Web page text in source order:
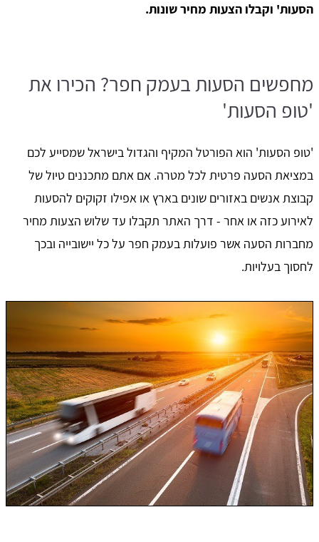
הסעות' וקבלו הצעות מחיר שונות.
מחפשים הסעות בעמק חפר? הכירו את
'טופ הסעות'
'טופ הסעות' הוא הפורטל המקיף והגדול בישראל שמסייע לכם
במציאת הסעה פרטית לכל מטרה. אם אתם מתכננים טיול של
קבוצת אנשים באזורים שונים בארץ או אפילו זקוקים להסעות
לאירוע כזה או אחר - דרך האתר תקבלו עד שלוש הצעות מחיר
מחברות הסעה אשר פועלות בעמק חפר על כל יישובייה ובכך
לחסוך בעלויות.